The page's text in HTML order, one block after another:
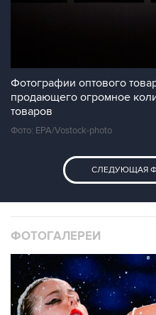
Фотографии оптового
продающего огромное
товаров
Фото: EPA/Vostock-photo
СЛЕДУЮЩАЯ
ФОТОГАЛЕРЕИ